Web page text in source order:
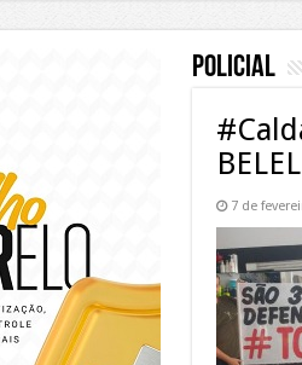
Policial
7 de